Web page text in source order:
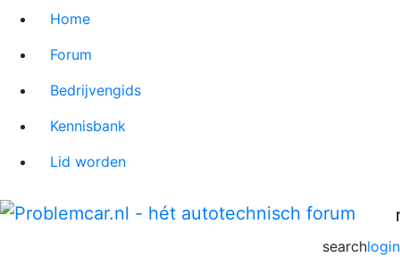
Home
Forum
Bedrijvengids
Kennisbank
Lid worden
login
search